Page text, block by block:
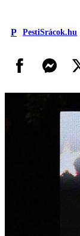
P PestiSrácok.hu